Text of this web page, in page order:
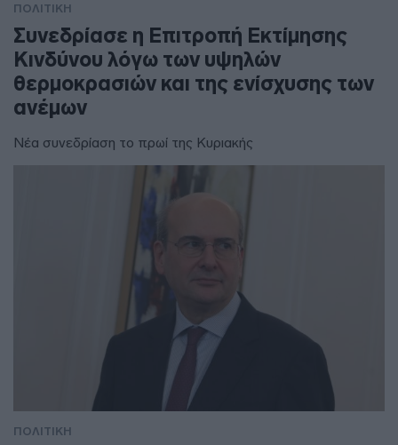
ΠΟΛΙΤΙΚΗ
Συνεδρίασε η Επιτροπή Εκτίμησης
Κινδύνου λόγω των υψηλών
θερμοκρασιών και της ενίσχυσης των
ανέμων
Νέα συνεδρίαση το πρωί της Κυριακής
ΠΟΛΙΤΙΚΗ